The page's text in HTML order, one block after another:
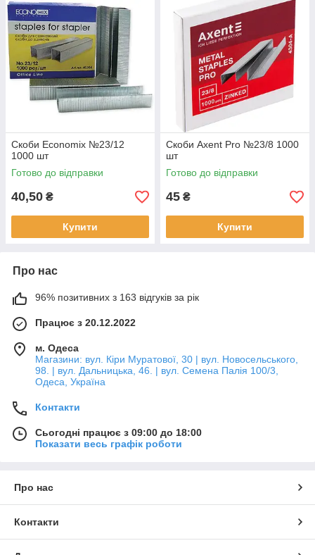
Скоби Economix №23/12
1000 шт
Готово до відправки
40,50 ₴
Купити
Скоби Axent Pro №23/8 1000
шт
Готово до відправки
45 ₴
Купити
Про нас
96% позитивних з 163 відгуків за рік
Працює з 20.12.2022
м. Одеса
Магазини: вул. Кіри Муратової, 30 | вул. Новосельського,
98. | вул. Дальницька, 46. | вул. Семена Палія 100/3,
Одеса, Україна
Контакти
Сьогодні працює з 09:00 до 18:00
Показати весь графік роботи
Про нас
Контакти